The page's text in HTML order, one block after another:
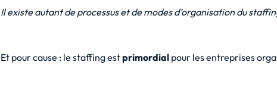
Il existe autant de processus et de modes d’organisation du
Et pour cause : le staffing estprimordial pour les entreprises